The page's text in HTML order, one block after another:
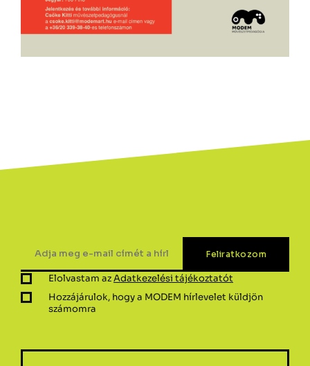
Elolvastam azAdatkezelési tájékoztatót
Hozzájárulok, hogy a MODEM hírlevelet küldjön
számomra